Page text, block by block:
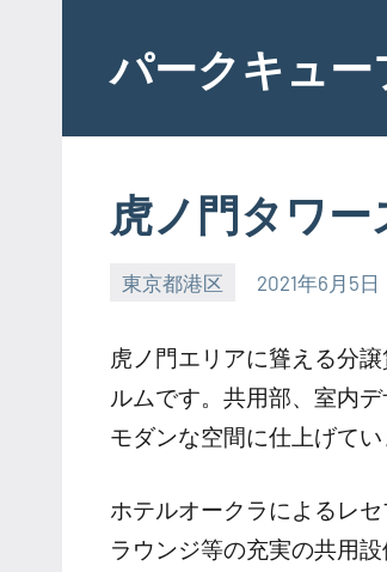
contentパークキュー
虎ノ門タワ
東京都港区 2021年6月5日
虎ノ門エリアに聳える分
ルムです。共用部、室内
モダンな空間に仕上げて
ホテルオークラによるレ
ラウンジ等の充実の共用